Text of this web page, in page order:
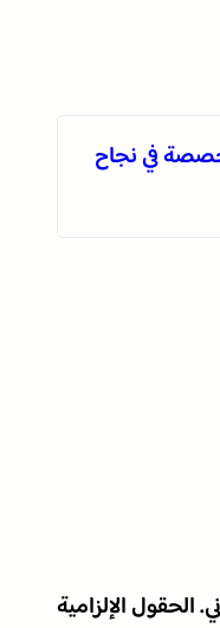
في نجاح
الحقول الإلزامية